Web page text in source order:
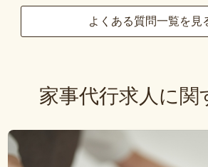
よくある質問一覧を見
家事代行求人に関